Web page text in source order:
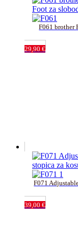
F061 brother
29,90 €
F071
39,00 €